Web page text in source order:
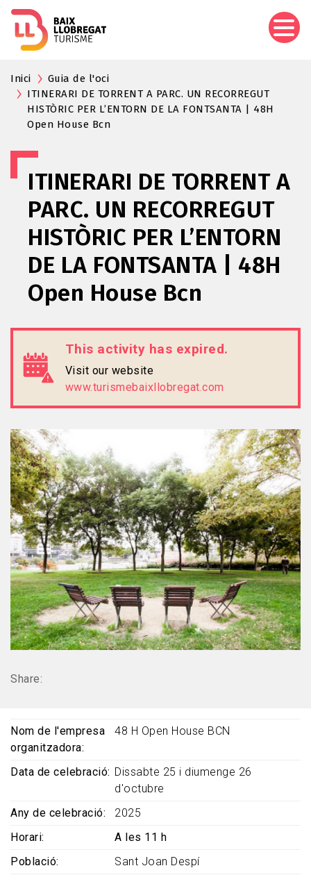
Inici
Guia de l'oci
ITINERARI DE TORRENT A PARC. UN RECORREGUT
HISTÒRIC PER L’ENTORN DE LA FONTSANTA | 48H
Open House Bcn
ITINERARI DE TORRENT A
PARC. UN RECORREGUT
HISTÒRIC PER L’ENTORN
DE LA FONTSANTA | 48H
Open House Bcn
This activity has expired.
Visit our website
www.turismebaixllobregat.com
Share:
Nom de l'empresa
organitzadora
48 H Open House BCN
Data de celebració
Dissabte 25 i diumenge 26
d'octubre
Any de celebració
2025
Horari
A les 11 h
Població
Sant Joan Despí